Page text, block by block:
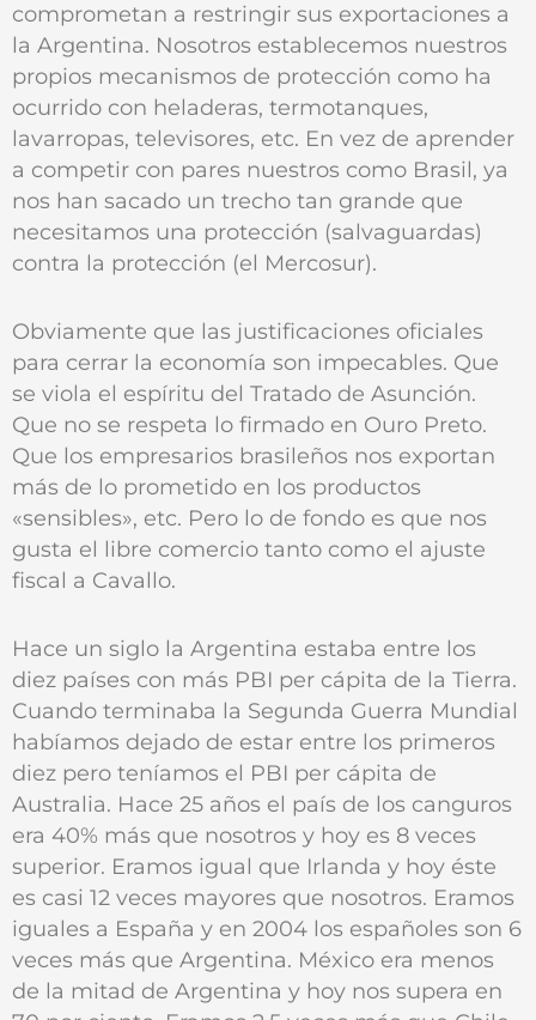
comprometan a restringir sus exportaciones a
la Argentina. Nosotros establecemos nuestros
propios mecanismos de protección como ha
ocurrido con heladeras, termotanques,
lavarropas, televisores, etc. En vez de aprender
a competir con pares nuestros como Brasil, ya
nos han sacado un trecho tan grande que
necesitamos una protección (salvaguardas)
contra la protección (el Mercosur).
Obviamente que las justificaciones oficiales
para cerrar la economía son impecables. Que
se viola el espíritu del Tratado de Asunción.
Que no se respeta lo firmado en Ouro Preto.
Que los empresarios brasileños nos exportan
más de lo prometido en los productos
«sensibles», etc. Pero lo de fondo es que nos
gusta el libre comercio tanto como el ajuste
fiscal a Cavallo.
Hace un siglo la Argentina estaba entre los
diez países con más PBI per cápita de la Tierra.
Cuando terminaba la Segunda Guerra Mundial
habíamos dejado de estar entre los primeros
diez pero teníamos el PBI per cápita de
Australia. Hace 25 años el país de los canguros
era 40% más que nosotros y hoy es 8 veces
superior. Eramos igual que Irlanda y hoy éste
es casi 12 veces mayores que nosotros. Eramos
iguales a España y en 2004 los españoles son 6
veces más que Argentina. México era menos
de la mitad de Argentina y hoy nos supera en